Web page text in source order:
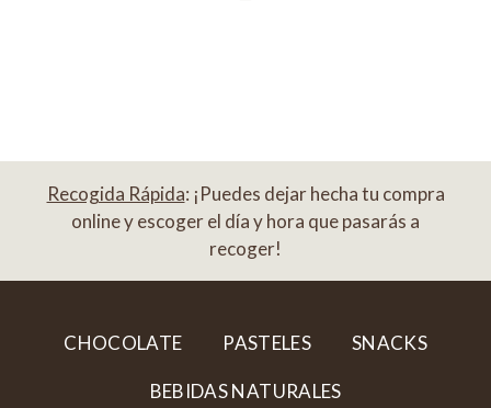
Recogida Rápida: ¡Puedes dejar hecha tu compra
online y escoger el día y hora que pasarás a
recoger!
CHOCOLATE PASTELES SNACKS
BEBIDAS NATURALES